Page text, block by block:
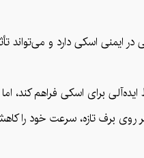
ایمنی اسکی دارد و می‌تواند
برای اسکی فراهم کند،
برف تازه، سرعت خود را